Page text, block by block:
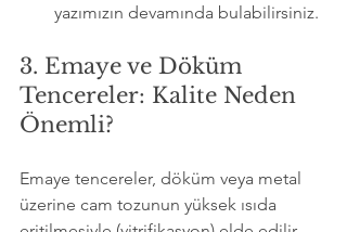
yazımızın devamında bulabilirsiniz.
3. Emaye ve Döküm
Tencereler: Kalite Neden
Önemli?
Emaye tencereler, döküm veya metal
üzerine cam tozunun yüksek ısıda